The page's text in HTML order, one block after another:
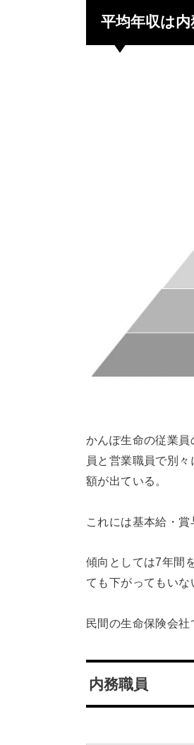
平均年収は
かんぽ生命の従業員
員と営業職員で別
額が出ている。
これには基本給・
傾向としては7年間
ても下がってもいな
民間の生命保険会社
内務職員